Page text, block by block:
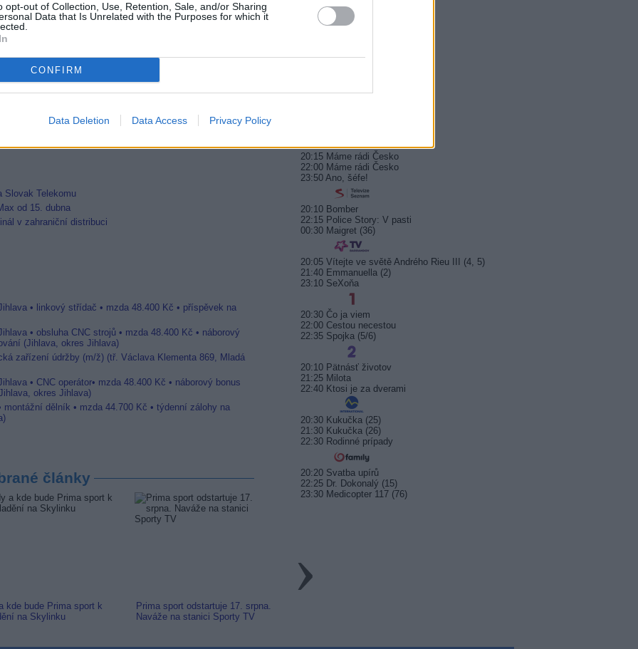
opt-out of Collection, Use, Retention, Sale, and/or Sharing
Data that Is Unrelated with the Purposes for which it
CONFIRM
Data Deletion Data Access Privacy Policy
paprsku
Slovak Telekomu
od 15. dubna
v zahraniční distribuci
• linkový střídač • mzda 48.400 Kč • příspěvek na
• obsluha CNC strojů • mzda 48.400 Kč • náborový
(Jihlava, okres Jihlava)
zařízení údržby (m/ž) (tř. Václava Klementa 869, Mladá
• CNC operátor• mzda 48.400 Kč • náborový bonus
okres Jihlava)
montážní dělník • mzda 44.700 Kč • týdenní zálohy na
články
kde bude Prima sport k
na Skylinku
Prima sport odstartuje 17. srpna.
Naváže na stanici Sporty TV
21:05 Všechnopárty
22:00 Hercule Poirot
20:15 Máme rádi Česko
22:00 Máme rádi Česko
23:50 Ano, šéfe!
20:10 Bomber
22:15 Police Story: V pasti
00:30 Maigret (36)
20:05 Vítejte ve světě Andrého Rieu III (4, 5)
21:40 Emmanuella (2)
23:10 SeXoňa
20:30 Čo ja viem
22:00 Cestou necestou
22:35 Spojka (5/6)
20:10 Pätnásť životov
21:25 Milota
22:40 Ktosi je za dverami
20:30 Kukučka (25)
21:30 Kukučka (26)
22:30 Rodinné prípady
20:20 Svatba upírů
22:25 Dr. Dokonalý (15)
23:30 Medicopter 117 (76)